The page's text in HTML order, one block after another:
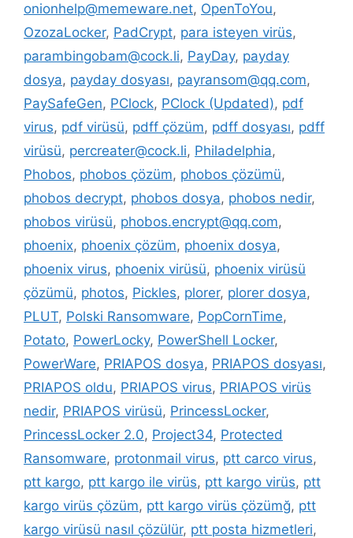
onionhelp@memeware.net, OpenToYou,
OzozaLocker, PadCrypt, para isteyen virüs,
parambingobam@cock.li, PayDay, payday
dosya, payday dosyası, payransom@qq.com,
PaySafeGen, PClock, PClock (Updated), pdf
virus, pdf virüsü, pdff çözüm, pdff dosyası, pdff
virüsü, percreater@cock.li, Philadelphia,
Phobos, phobos çözüm, phobos çözümü,
phobos decrypt, phobos dosya, phobos nedir,
phobos virüsü, phobos.encrypt@qq.com,
phoenix, phoenix çözüm, phoenix dosya,
phoenix virus, phoenix virüsü, phoenix virüsü
çözümü, photos, Pickles, plorer, plorer dosya,
PLUT, Polski Ransomware, PopCornTime,
Potato, PowerLocky, PowerShell Locker,
PowerWare, PRIAPOS dosya, PRIAPOS dosyası,
PRIAPOS oldu, PRIAPOS virus, PRIAPOS virüs
nedir, PRIAPOS virüsü, PrincessLocker,
PrincessLocker 2.0, Project34, Protected
Ransomware, protonmail virus, ptt carco virus,
ptt kargo, ptt kargo ile virüs, ptt kargo virüs, ptt
kargo virüs çözüm, ptt kargo virüs çözümğ, ptt
kargo virüsü nasıl çözülür, ptt posta hizmetleri,